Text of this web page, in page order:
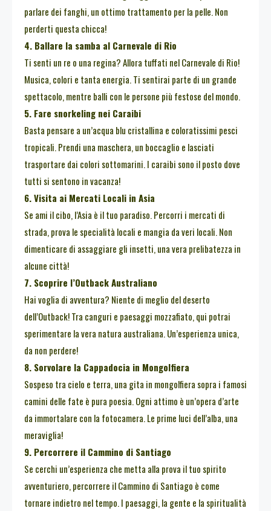
parlare dei fanghi, un ottimo trattamento per la pelle. Non
perderti questa chicca!
4. Ballare la samba al Carnevale di Rio
Ti senti un re o una regina? Allora tuffati nel Carnevale di Rio!
Musica, colori e tanta energia. Ti sentirai parte di un grande
spettacolo, mentre balli con le persone più festose del mondo.
5. Fare snorkeling nei Caraibi
Basta pensare a un’acqua blu cristallina e coloratissimi pesci
tropicali. Prendi una maschera, un boccaglio e lasciati
trasportare dai colori sottomarini. I caraibi sono il posto dove
tutti si sentono in vacanza!
6. Visita ai Mercati Locali in Asia
Se ami il cibo, l’Asia è il tuo paradiso. Percorri i mercati di
strada, prova le specialità locali e mangia da veri locali. Non
dimenticare di assaggiare gli insetti, una vera prelibatezza in
alcune città!
7. Scoprire l’Outback Australiano
Hai voglia di avventura? Niente di meglio del deserto
dell’Outback! Tra canguri e paesaggi mozzafiato, qui potrai
sperimentare la vera natura australiana. Un’esperienza unica,
da non perdere!
8. Sorvolare la Cappadocia in Mongolfiera
Sospeso tra cielo e terra, una gita in mongolfiera sopra i famosi
camini delle fate è pura poesia. Ogni attimo è un’opera d’arte
da immortalare con la fotocamera. Le prime luci dell’alba, una
meraviglia!
9. Percorrere il Cammino di Santiago
Se cerchi un’esperienza che metta alla prova il tuo spirito
avventuriero, percorrere il Cammino di Santiago è come
tornare indietro nel tempo. I paesaggi, la gente e la spiritualità